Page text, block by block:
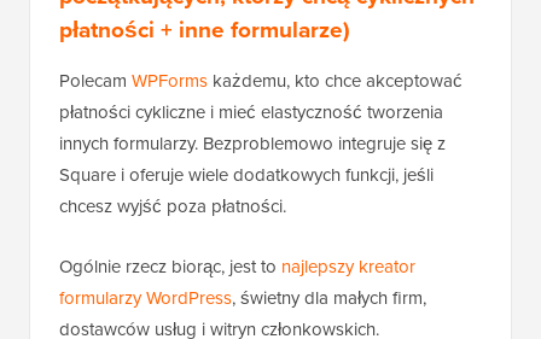
płatności + inne formularze)
Polecam WPForms każdemu, kto chce akceptować
płatności cykliczne i mieć elastyczność tworzenia
innych formularzy. Bezproblemowo integruje się z
Square i oferuje wiele dodatkowych funkcji, jeśli
chcesz wyjść poza płatności.
Ogólnie rzecz biorąc, jest to najlepszy kreator
formularzy WordPress, świetny dla małych firm,
dostawców usług i witryn członkowskich.